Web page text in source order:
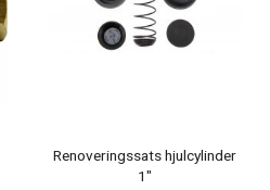
Renoveringssats hjulcylinder
1"